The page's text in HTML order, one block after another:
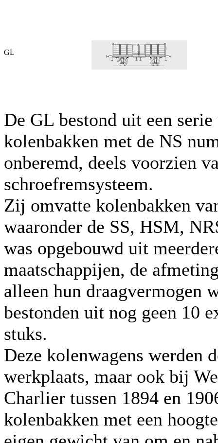
GL
De GL bestond uit een
kolenbakken met de NS
onberemd, deels voorzien
schroefremsysteem.
Zij omvatte kolenbakken
waaronder de SS, HSM,
was opgebouwd uit
maatschappijen, de
alleen hun draagvermogen
bestonden uit nog geen 10
stuks.
Deze kolenwagens werden
werkplaats, maar ook bij
Charlier tussen 1894 en
kolenbakken met een